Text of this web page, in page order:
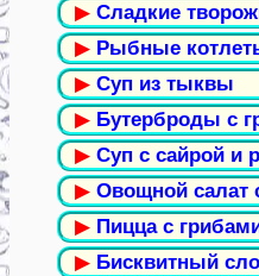
▶ Сладкие
▶ Рыбные
▶ Суп из тыквы
▶ Бутерброды с
▶ Суп с сайрой и
▶ Овощной салат
▶ Пицца с
▶ Бисквитный